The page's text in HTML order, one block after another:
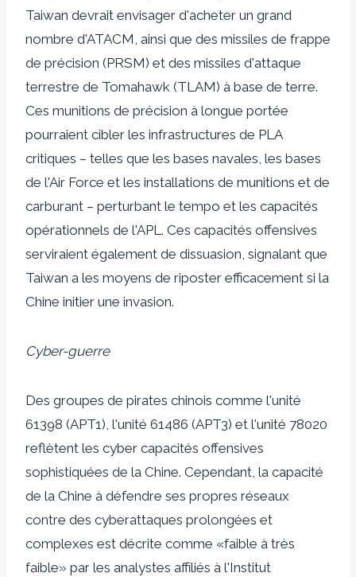
Taiwan devrait envisager d'acheter un grand
nombre d'ATACM, ainsi que des missiles de frappe
de précision (PRSM) et des missiles d'attaque
terrestre de Tomahawk (TLAM) à base de terre.
Ces munitions de précision à longue portée
pourraient cibler les infrastructures de PLA
critiques – telles que les bases navales, les bases
de l'Air Force et les installations de munitions et de
carburant – perturbant le tempo et les capacités
opérationnels de l'APL. Ces capacités offensives
serviraient également de dissuasion, signalant que
Taiwan a les moyens de riposter efficacement si la
Chine initier une invasion.
Cyber-guerre
Des groupes de pirates chinois comme l'unité
61398 (APT1), l'unité 61486 (APT3) et l'unité 78020
reflètent les cyber capacités offensives
sophistiquées de la Chine. Cependant, la capacité
de la Chine à défendre ses propres réseaux
contre des cyberattaques prolongées et
complexes est décrite comme «faible à très
faible» par les analystes affiliés à l'Institut